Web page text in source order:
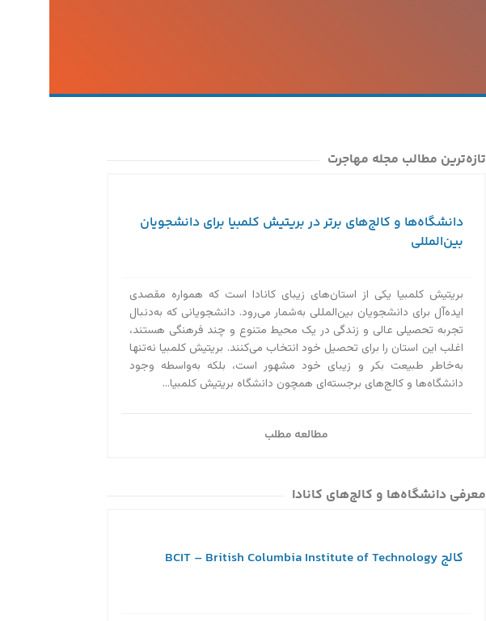
تازه‌ترین مطالب مجله مهاجرت
دانشگاه‌ها و کالج‌های برتر در بریتیش کلمبیا برای دانشجویان
بین‌المللی
بریتیش کلمبیا یکی از استان‌های زیبای کانادا است که همواره مقصدی
ایده‌آل برای دانشجویان بین‌المللی به‌‌شمار می‌رود. دانشجویانی که به‌دنبال
تجربه تحصیلی عالی و زندگی در یک محیط متنوع و چند فرهنگی هستند،
اغلب این استان را برای تحصیل خود انتخاب می‌کنند. بریتیش کلمبیا نه‌تنها
به‌خاطر طبیعت بکر و زیبای خود مشهور است، بلکه به‌واسطه وجود
دانشگاه‌ها و کالج‌های برجسته‌ای همچون دانشگاه بریتیش کلمبیا...
مطالعه مطلب
معرفی دانشگاه‌ها و کالج‌های کانادا
کالج BCIT – British Columbia Institute of Technology